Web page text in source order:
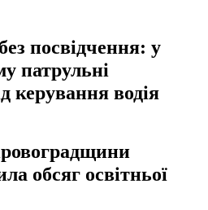
посвідчення: у
патрульні
керування водія
обсяг освітньої